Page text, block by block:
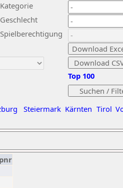
Kategorie
Geschlecht
Spielberechtigung
Steiermark Kärnten Tirol
Top 100
pnr